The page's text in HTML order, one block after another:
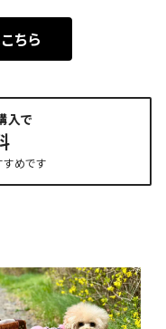
ちら
入で
めです